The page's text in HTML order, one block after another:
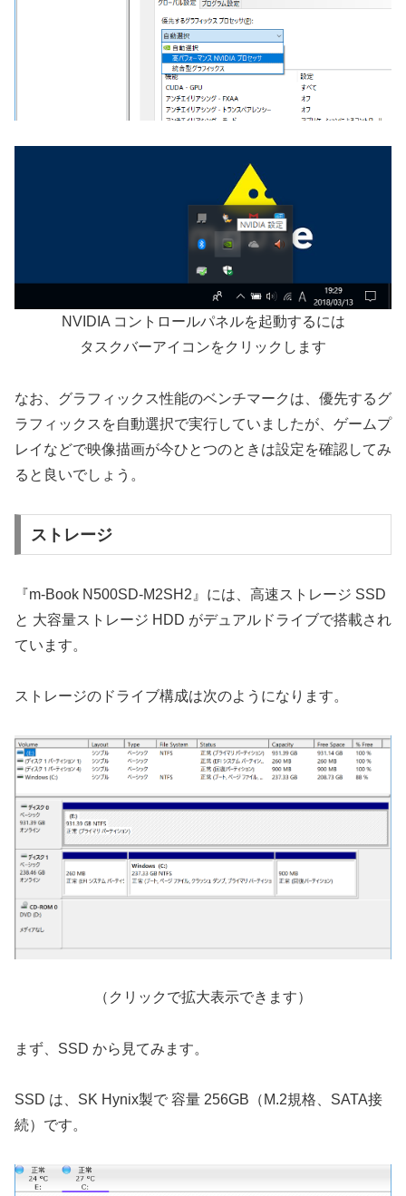
NVIDIA コントロールパネルを起動するには
タスクバーアイコンをクリックします
なお、グラフィックス性能のベンチマークは、優先するグ
ラフィックスを自動選択で実行していましたが、ゲームプ
レイなどで映像描画が今ひとつのときは設定を確認してみ
ると良いでしょう。
ストレージ
『m-Book N500SD-M2SH2』には、高速ストレージ SSD
と 大容量ストレージ HDD がデュアルドライブで搭載され
ています。
ストレージのドライブ構成は次のようになります。
（クリックで拡大表示できます）
まず、SSD から見てみます。
SSD は、SK Hynix製で 容量 256GB（M.2規格、SATA接
続）です。